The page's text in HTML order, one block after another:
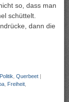
so, dass man
schüttelt.
dann die
Politik, Querbeet
, Freiheit,